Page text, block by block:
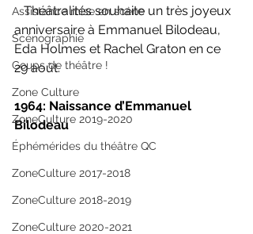
Assistance mise en scène
Scénographie
Coups de théâtre !
Zone Culture
ZoneCulture 2019-2020
Éphémérides du théâtre QC
ZoneCulture 2017-2018
ZoneCulture 2018-2019
ZoneCulture 2020-2021
   Théâtralités souhaite un très joyeux
anniversaire à Emmanuel Bilodeau,
Eda Holmes et Rachel Graton en ce
29 août.
1964: Naissance d’Emmanuel
Bilodeau